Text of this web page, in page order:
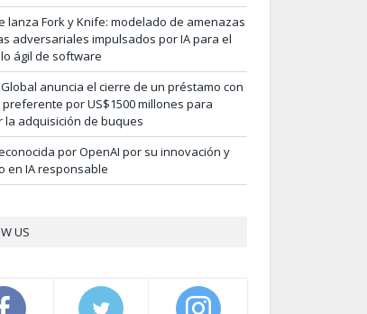
lanza Fork y Knife: modelado de amenazas
adversariales impulsados por IA para el
ágil de software
anuncia el cierre de un préstamo con
por US$1500 millones para
la adquisición de buques
por OpenAI por su innovación y
en IA responsable
US